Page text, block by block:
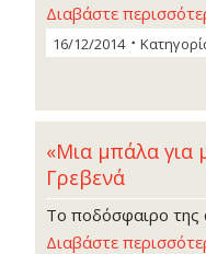
Διαβάστε
16/12/2014
«Μια μπάλα για
Γρεβενά
Tο ποδόσφαιρο της
Διαβάστε